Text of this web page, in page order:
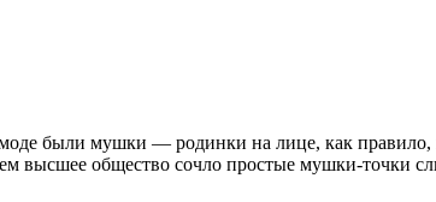
были мушки — родинки на лице, как
высшее общество сочло простые мушки-точки